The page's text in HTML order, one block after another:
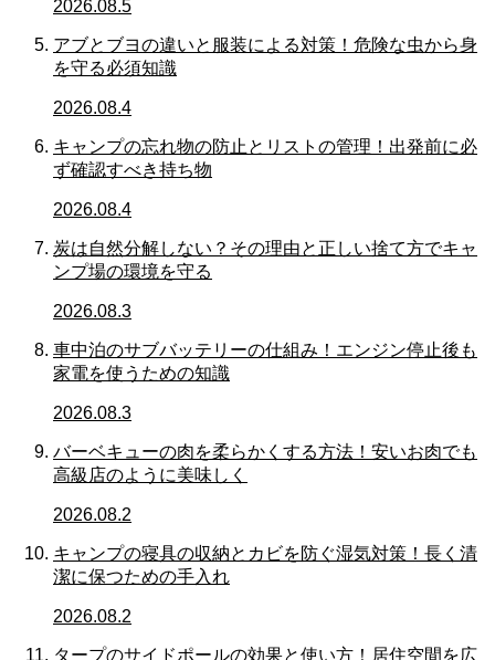
2026.08.5
アブとブヨの違いと服装による対策！危険な虫から身
を守る必須知識
2026.08.4
キャンプの忘れ物の防止とリストの管理！出発前に必
ず確認すべき持ち物
2026.08.4
炭は自然分解しない？その理由と正しい捨て方でキャ
ンプ場の環境を守る
2026.08.3
車中泊のサブバッテリーの仕組み！エンジン停止後も
家電を使うための知識
2026.08.3
バーベキューの肉を柔らかくする方法！安いお肉でも
高級店のように美味しく
2026.08.2
キャンプの寝具の収納とカビを防ぐ湿気対策！長く清
潔に保つための手入れ
2026.08.2
タープのサイドポールの効果と使い方！居住空間を広